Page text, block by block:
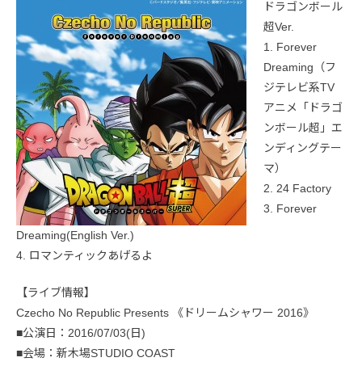
ドラゴンボール
超Ver.
1. Forever
Dreaming（フ
ジテレビ系TV
アニメ「ドラゴ
ンボール超」エ
ンディングテー
マ）
2. 24 Factory
3. Forever
Dreaming(English Ver.)
4. ロマンティックあげるよ
【ライブ情報】
Czecho No Republic Presents 《ドリームシャワー 2016》
■公演日：2016/07/03(日)
■会場：新木場STUDIO COAST